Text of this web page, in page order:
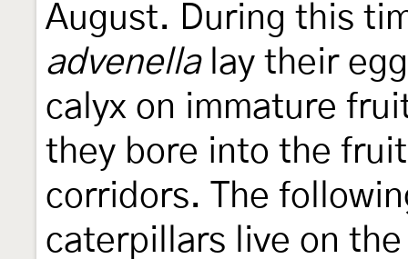
August. During this
advenellalay their
calyx on immature
they bore into the
corridors. The
caterpillars live on